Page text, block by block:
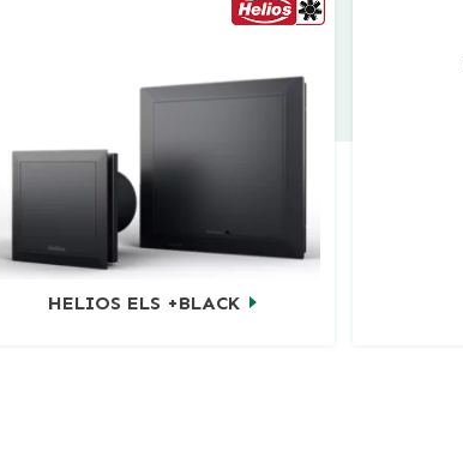
HELIOS ELS +BLACK